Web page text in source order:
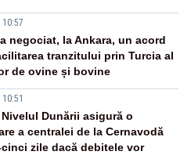
a negociat, la Ankara, un acord
tranzitului prin Turcia al
de ovine și bovine
Dunării asigură o
a centralei de la Cernavodă
zile dacă debitele vor